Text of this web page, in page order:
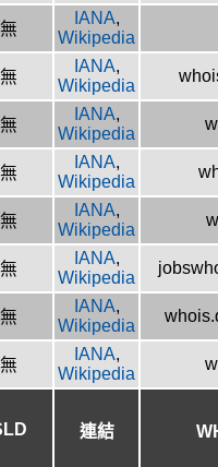
無
IANA,
Wikipedia
無
IANA,
Wikipedia
無
IANA,
Wikipedia
無
IANA,
Wikipedia
無
IANA,
Wikipedia
無
IANA,
Wikipedia
無
IANA,
Wikipedia
無
IANA,
Wikipedia
連結